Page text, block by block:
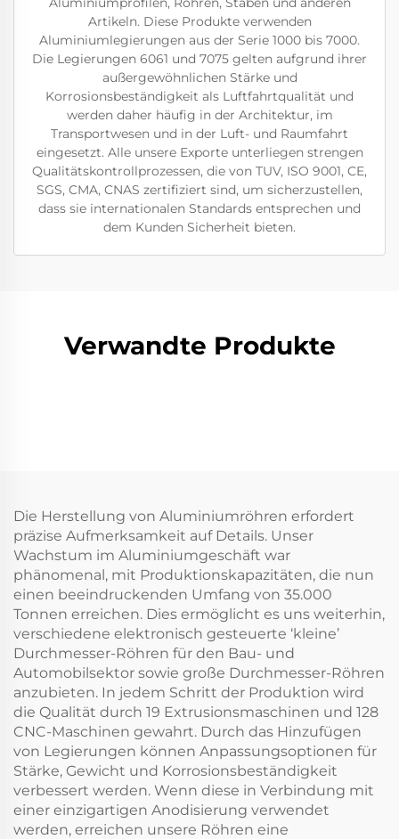
Artikeln. Diese Produkte verwenden
Aluminiumlegierungen aus der Serie 1000 bis 7000.
Die Legierungen 6061 und 7075 gelten aufgrund ihrer
außergewöhnlichen Stärke und
Korrosionsbeständigkeit als Luftfahrtqualität und
werden daher häufig in der Architektur, im
Transportwesen und in der Luft- und Raumfahrt
eingesetzt. Alle unsere Exporte unterliegen strengen
Qualitätskontrollprozessen, die von TUV, ISO 9001, CE,
SGS, CMA, CNAS zertifiziert sind, um sicherzustellen,
dass sie internationalen Standards entsprechen und
dem Kunden Sicherheit bieten.
Verwandte Produkte
Die Herstellung von Aluminiumröhren erfordert
präzise Aufmerksamkeit auf Details. Unser
Wachstum im Aluminiumgeschäft war
phänomenal, mit Produktionskapazitäten, die nun
einen beeindruckenden Umfang von 35.000
Tonnen erreichen. Dies ermöglicht es uns weiterhin,
verschiedene elektronisch gesteuerte ‘kleine’
Durchmesser-Röhren für den Bau- und
Automobilsektor sowie große Durchmesser-Röhren
anzubieten. In jedem Schritt der Produktion wird
die Qualität durch 19 Extrusionsmaschinen und 128
CNC-Maschinen gewahrt. Durch das Hinzufügen
von Legierungen können Anpassungsoptionen für
Stärke, Gewicht und Korrosionsbeständigkeit
verbessert werden. Wenn diese in Verbindung mit
einer einzigartigen Anodisierung verwendet
werden, erreichen unsere Röhren eine